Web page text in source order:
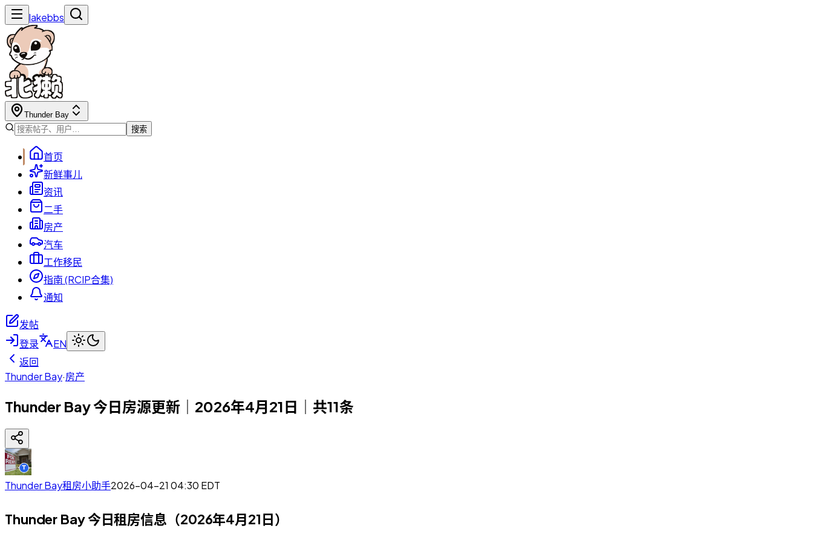
lakebbs
Thunder Bay
搜索
首页
新鲜事儿
资讯
二手
房产
汽车
工作移民
指南 (RCIP合集)
通知
发帖
登录
EN
返回
Thunder Bay·房产
Thunder Bay 今日房源更新｜2026年4月21日｜共11条
Thunder Bay租房小助手2026-04-21 04:30 EDT
Thunder Bay 今日租房信息（2026年4月21日）